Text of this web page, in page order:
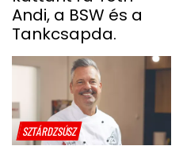
Andi, a BSW és a
Tankcsapda.
SZTÁRDZSÚSZ